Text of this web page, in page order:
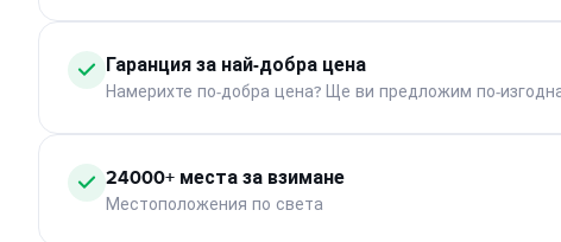
Гаранция за най-добра цена
Намерихте по-добра цена? Ще ви предложим по-
24000+ места за взимане
Местоположения по света